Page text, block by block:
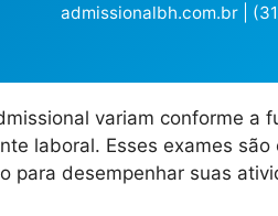
admissionalbh.com.br |
variam conforme a
laboral. Esses exames
para desempenhar suas